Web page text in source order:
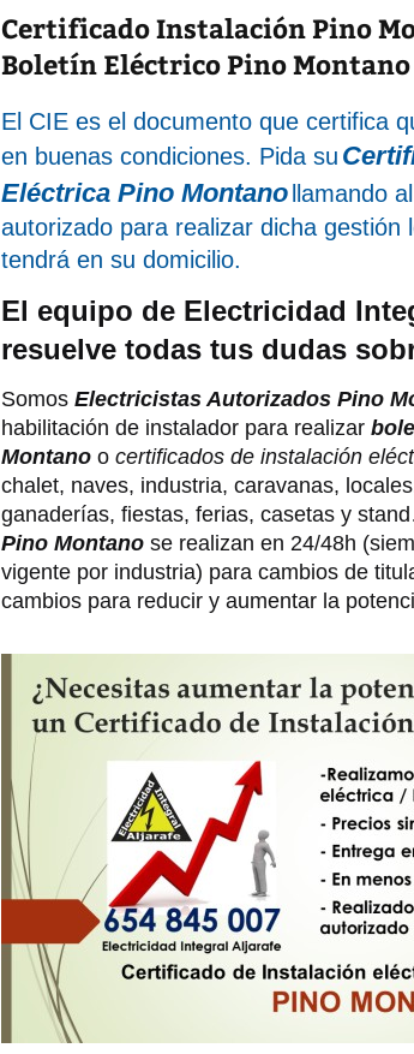
Certificado Instalación Pino
Boletín Eléctrico Pino Montano
El CIE es el documento que certifica
en buenas condiciones. Pida su
Eléctrica Pino Montanollamando al
autorizado para realizar dicha gestión
tendrá en su domicilio.
El equipo de Electricidad
resuelve todas tus dudas
SomosElectricistas Autorizados Pino
habilitación de instalador para realizar
Montano ocertificados de instalación
chalet, naves, industria, caravanas,
ganaderías, fiestas, ferias, casetas y
Pino Montano se realizan en 24/48h
vigente por industria) para cambios de
cambios para reducir y aumentar la